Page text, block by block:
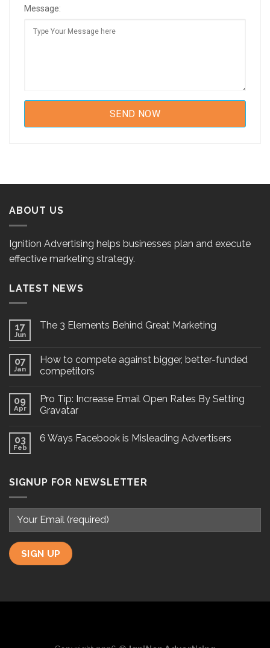
Message:
ABOUT US
Ignition Advertising helps businesses plan and execute
effective marketing strategy.
LATEST NEWS
17
Jun
The 3 Elements Behind Great Marketing
07
Jan
How to compete against bigger, better-funded
competitors
09
Apr
Pro Tip: Increase Email Open Rates By Setting
Gravatar
03
Feb
6 Ways Facebook is Misleading Advertisers
SIGNUP FOR NEWSLETTER